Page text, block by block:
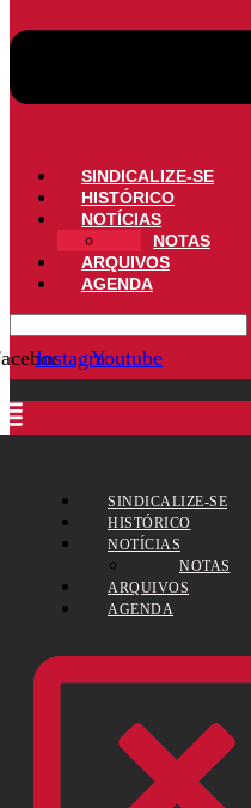
SINDICALIZE-SE
HISTÓRICO
NOTÍCIAS
NOTAS
ARQUIVOS
AGENDA
InstagramYoutube
SINDICALIZE-SE
HISTÓRICO
NOTÍCIAS
NOTAS
ARQUIVOS
AGENDA